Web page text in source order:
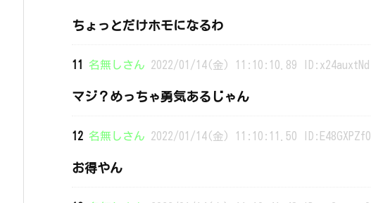
ちょっとだけホモになるわ
11 名無しさん 2022/01/14(金) 11:10:10.89 ID:x24auxtNd
マジ？めっちゃ勇気あるじゃん
12 名無しさん 2022/01/14(金) 11:10:11.50 ID:E48GXPZf0
お得やん